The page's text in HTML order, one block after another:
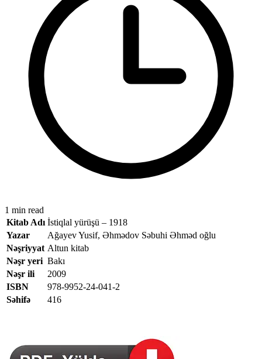
1 min read
Kitab Adı İstiqlal yürüşü – 1918
Yazar
Ağayev Yusif, Əhmədov Səbuhi Əhməd oğlu
Nəşriyyat Altun kitab
Nəşr yeri Bakı
Nəşr ili
2009
ISBN
978-9952-24-041-2
Səhifə
416